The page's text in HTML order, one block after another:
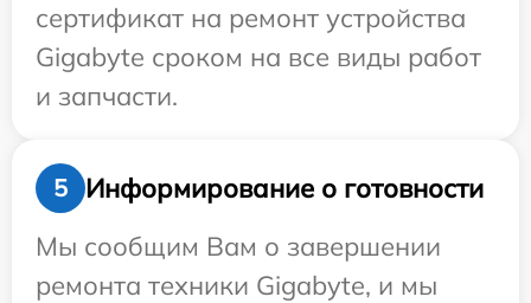
сертификат на ремонт устройства
Gigabyte сроком на все виды работ
и запчасти.
5
Информирование о готовности
Мы сообщим Вам о завершении
ремонта техники Gigabyte, и мы